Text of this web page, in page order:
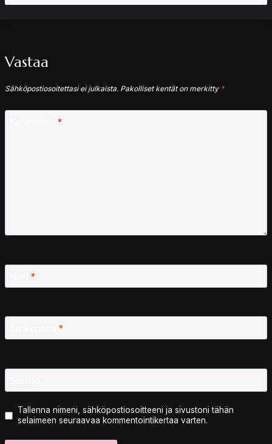
Vastaa
Sähköpostiosoitettasi ei julkaista. Pakolliset kentät on merkitty *
*
*
*
Tallenna nimeni, sähköpostiosoitteeni ja sivustoni tähän
selaimeen seuraavaa kommentointikertaa varten.